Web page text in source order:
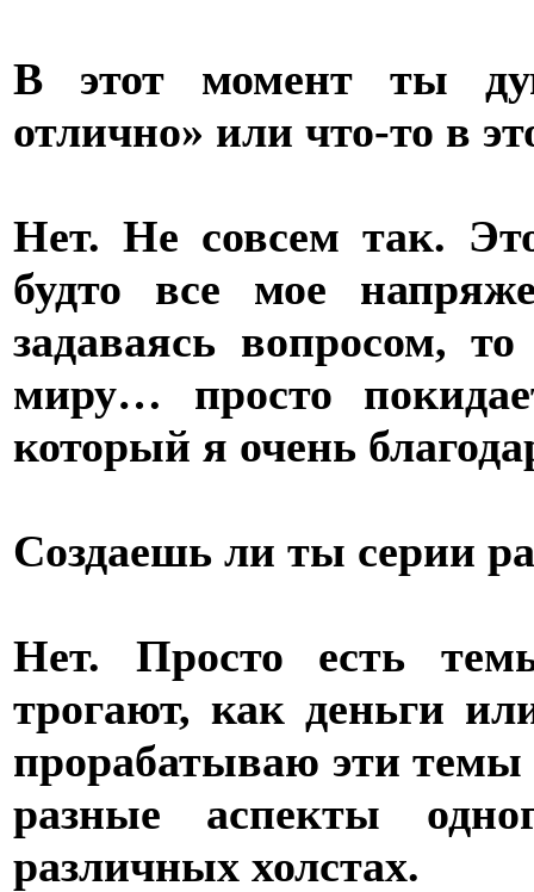
В этот момент ты
отлично» или что-то в
Нет. Не совсем так.
будто все мое
задаваясь вопросом,
миру… просто
который я очень
Создаешь ли ты серии
Нет. Просто есть
трогают, как деньги
прорабатываю эти темы
разные аспекты
различных холстах.